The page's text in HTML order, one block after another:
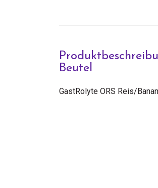
Beutel
GastRolyte ORS Reis/